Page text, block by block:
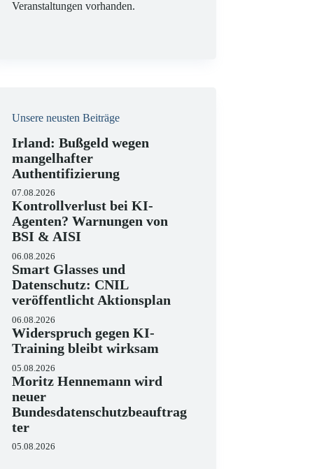
Veranstaltungen vorhanden.
Unsere neusten Beiträge
Irland: Bußgeld wegen
mangelhafter
Authentifizierung
07.08.2026
Kontrollverlust bei KI-
Agenten? Warnungen von
BSI & AISI
06.08.2026
Smart Glasses und
Datenschutz: CNIL
veröffentlicht Aktionsplan
06.08.2026
Widerspruch gegen KI-
Training bleibt wirksam
05.08.2026
Moritz Hennemann wird
neuer
Bundesdatenschutzbeauftrag
ter
05.08.2026